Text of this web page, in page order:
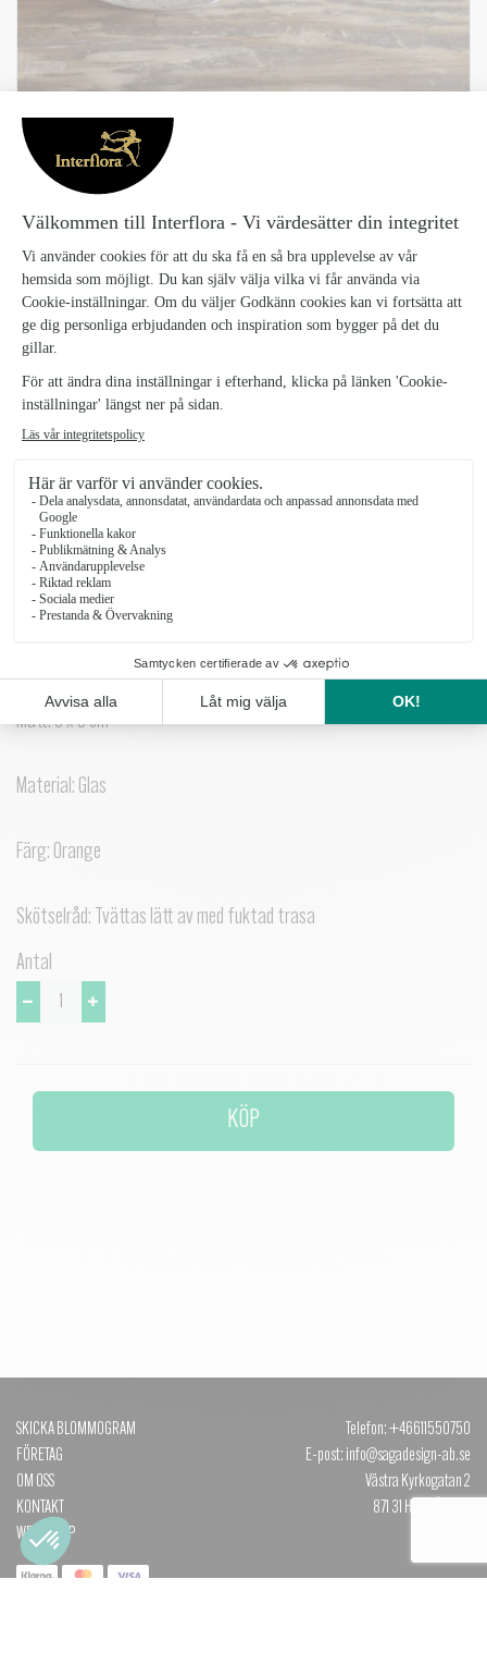
LJUSLYKTA MAPLE S
Ljuslykta-Maple-S_2
Ljuslykta Maple S
Underbart vacker ljuslykta i orange glas med rundad nederdel samt
små luftbubblor i glaset som bidrar till riktig charm.
Munblåst glas vilket gör att alla lyktor är unika i sitt utförande, från
Mått: 8 x 8 cm
Material: Glas
Färg: Orange
Skötselråd: Tvättas lätt av med fuktad trasa
Antal
KÖP
SKICKA BLOMMOGRAM
FÖRETAG
OM OSS
KONTAKT
WEBBSHOP
Telefon: +46611550750
E-post: info@sagadesign-ab.se
Västra Kyrkogatan 2
871 31 HÄRNÖSAND